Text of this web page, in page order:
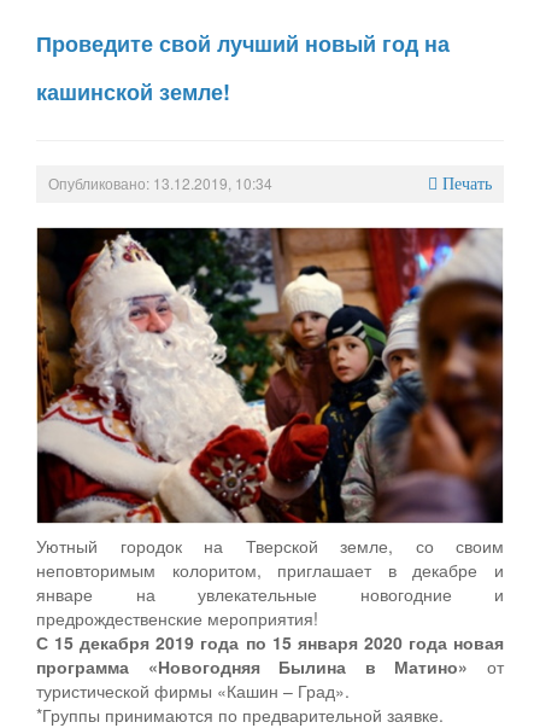
Проведите свой лучший новый год на
кашинской земле!
Опубликовано: 13.12.2019, 10:34 Печать
Уютный городок на Тверской земле, со своим
неповторимым колоритом, приглашает в декабре и
январе на увлекательные новогодние и
предрождественские мероприятия!
С 15 декабря 2019 года по 15 января 2020 года новая
программа «Новогодняя Былина в Матино» от
туристической фирмы «Кашин – Град».
*Группы принимаются по предварительной заявке.